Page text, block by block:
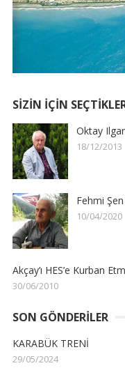
SIZIN İÇIN
Oktay
18/12/2013
Fehmi
10/04/2020
Akçay’ı HES’e Kurban
30/06/2010
SON GÖNDERILER
KARABÜK TRENİ
29/05/2024